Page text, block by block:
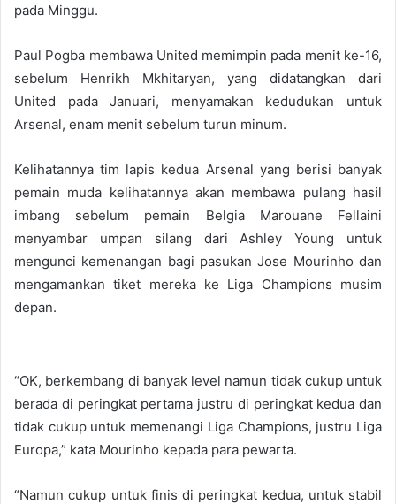
pada Minggu.
Paul Pogba membawa United memimpin pada menit ke-16,
sebelum Henrikh Mkhitaryan, yang didatangkan dari
United pada Januari, menyamakan kedudukan untuk
Arsenal, enam menit sebelum turun minum.
Kelihatannya tim lapis kedua Arsenal yang berisi banyak
pemain muda kelihatannya akan membawa pulang hasil
imbang sebelum pemain Belgia Marouane Fellaini
menyambar umpan silang dari Ashley Young untuk
mengunci kemenangan bagi pasukan Jose Mourinho dan
mengamankan tiket mereka ke Liga Champions musim
depan.
“OK, berkembang di banyak level namun tidak cukup untuk
berada di peringkat pertama justru di peringkat kedua dan
tidak cukup untuk memenangi Liga Champions, justru Liga
Europa,” kata Mourinho kepada para pewarta.
“Namun cukup untuk finis di peringkat kedua, untuk stabil